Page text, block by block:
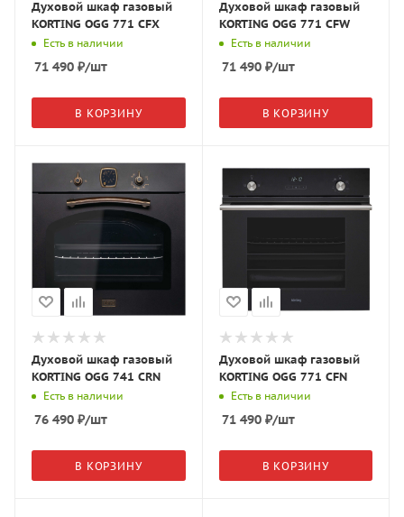
Духовой шкаф газовый
KORTING OGG 771 CFX
Есть в наличии
71 490 ₽/шт
В КОРЗИНУ
Духовой шкаф газовый
KORTING OGG 771 CFW
Есть в наличии
71 490₽/шт
В КОРЗИНУ
Духовой шкаф газовый
KORTING OGG 741 CRN
Есть в наличии
76 490 ₽/шт
В КОРЗИНУ
Духовой шкаф газовый
KORTING OGG 771 CFN
Есть в наличии
71 490₽/шт
В КОРЗИНУ